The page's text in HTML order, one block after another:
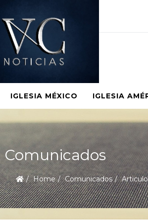
IGLESIA MÉXICO IGLESIA
Comunicados
Home Comunicados